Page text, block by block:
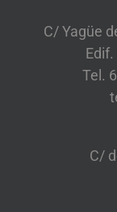
C/ Yagüe
Edif.
Tel.
C/